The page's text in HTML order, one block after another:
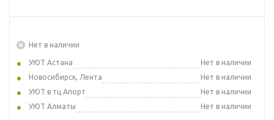
Нет в наличии
УЮТ Астана
Нет в наличии
Новосибирск, Лента
Нет в наличии
УЮТ в тц Апорт
Нет в наличии
УЮТ Алматы
Нет в наличии